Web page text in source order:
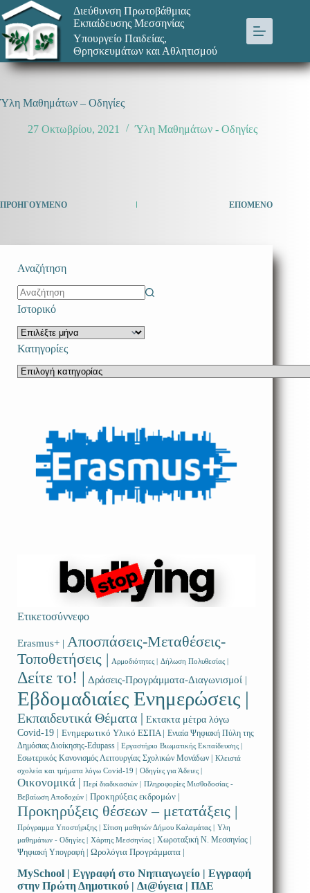
Μετάβαση
στο
περιεχόμενο
Διεύθυνση Πρωτοβάθμιας
Εκπαίδευσης Μεσσηνίας
Υπουργείο Παιδείας,
Θρησκευμάτων και Αθλητισμού
Ύλη Μαθημάτων – Οδηγίες
27 Οκτωβρίου, 2021 Ύλη Μαθημάτων - Οδηγίες
ΠΡΟΗΓΟΎΜΕΝΟ ΕΠΌΜΕΝΟ
Αναζήτηση
No
results
Ιστορικό
Ιστορικό
Κατηγορίες
Κατηγορίες
Ετικετοσύννεφο
Erasmus+ | Αποσπάσεις-Μεταθέσεις-
Τοποθετήσεις | Αρμοδιότητες | Δήλωση Πολυθεσίας |
Δείτε το! | Δράσεις-Προγράμματα-Διαγωνισμοί |
Εβδομαδιαίες Ενημερώσεις |
Εκπαιδευτικά Θέματα | Εκτακτα μέτρα λόγω
Covid-19 | Ενημερωτικό Υλικό ΕΣΠΑ | Ενιαία Ψηφιακή Πύλη της
Δημόσιας Διοίκησης-Edupass |
Εργαστήριο Βιωματικής Εκπαίδευσης |
Εσωτερικός Κανονισμός Λειτουργίας Σχολικών Μονάδων |
Κλειστά
σχολεία και τμήματα λόγω Covid-19 |
Οδηγίες για Άδειες |
Οικονομικά | Περί διαδικασιών |
Πληροφορίες Μισθοδοσίας -
Βεβαίωση Αποδοχών |
Προκηρύξεις εκδρομών |
Προκηρύξεις θέσεων – μετατάξεις |
Πρόγραμμα Υποστήριξης | Σίτιση μαθητών Δήμου Καλαμάτας |
Υλη
μαθημάτων - Οδηγίες |
Χάρτης Μεσσηνίας |
Χωροταξική Ν. Μεσσηνίας |
Ψηφιακή Υπογραφή |
Ωρολόγια Προγράμματα |
MySchool | Εγγραφή στο Νηπιαγωγείο | Εγγραφή
στην Πρώτη Δημοτικού | Δι@ύγεια | ΠΔΕ